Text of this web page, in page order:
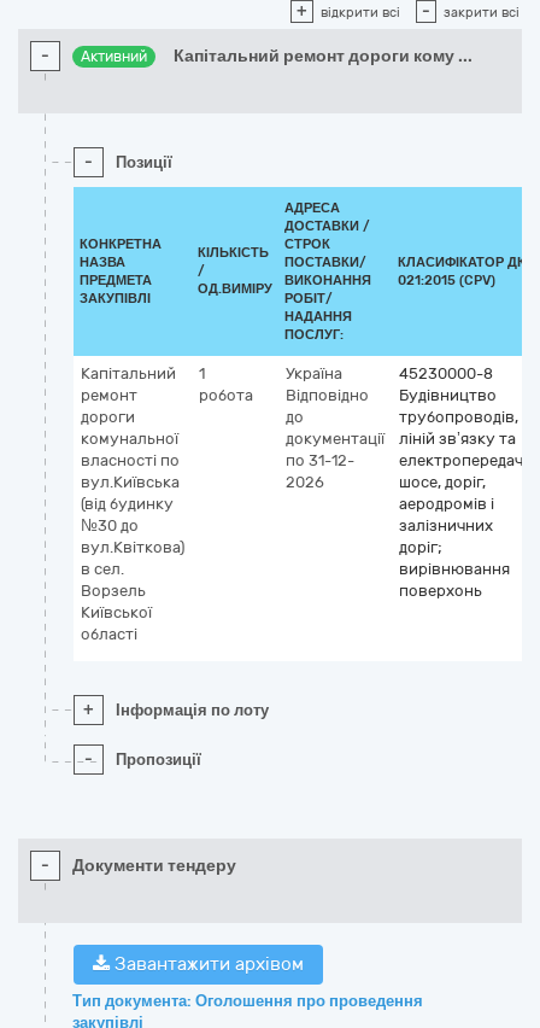
+ відкрити всі - закрити всі
- Активний Капітальний ремонт дороги кому ...
- Позиції
КОНКРЕТНА
НАЗВА
ПРЕДМЕТА
ЗАКУПІВЛІ
КІЛЬКІСТЬ
/
ОД.ВИМІРУ
АДРЕСА
ДОСТАВКИ /
СТРОК
ПОСТАВКИ/
ВИКОНАННЯ
РОБІТ/
НАДАННЯ
ПОСЛУГ:
КЛАСИФІКАТОР ДК
021:2015 (CPV)
Капітальний
ремонт
дороги
комунальної
власності по
вул.Київська
(від будинку
№30 до
вул.Квіткова)
в сел.
Ворзель
Київської
області
1
робота
Україна
Відповідно
до
документації
по 31-12-
2026
45230000-8
Будівництво
трубопроводів,
ліній зв’язку та
електропередач,
шосе, доріг,
аеродромів і
залізничних
доріг;
вирівнювання
поверхонь
+ Інформація по лоту
- Пропозиції
- Документи тендеру
Завантажити архівом
Тип документа: Оголошення про проведення
закупівлі